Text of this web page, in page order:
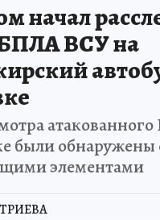
начал
ВСУ на
были
элементами